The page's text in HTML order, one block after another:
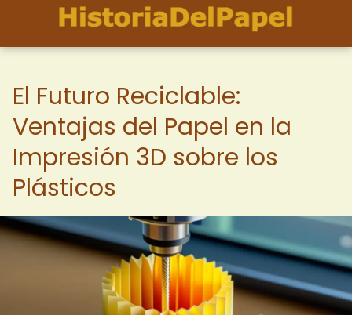
El Futuro Reciclable:
Ventajas del Papel en la
Impresión 3D sobre los
Plásticos